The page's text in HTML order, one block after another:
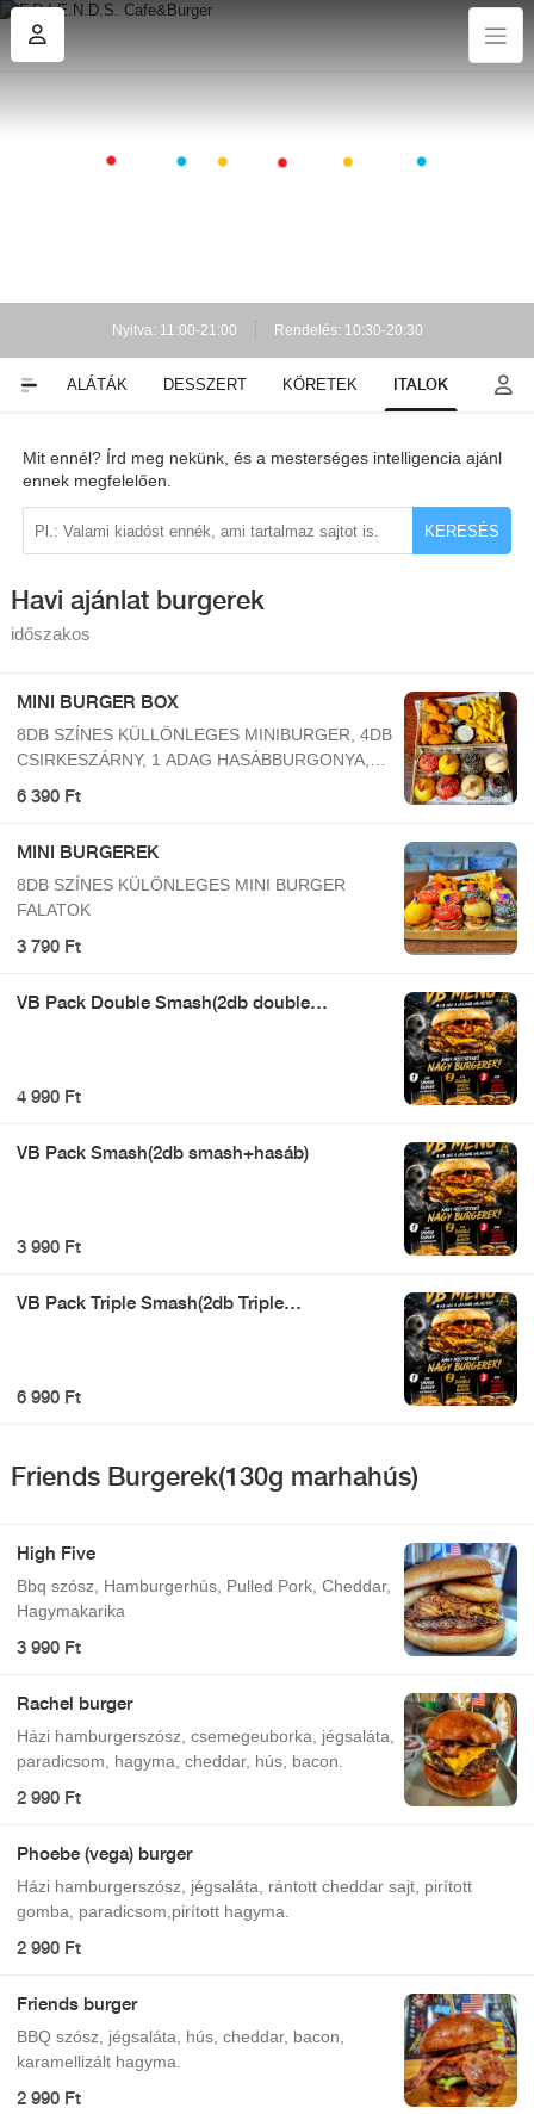
Nyitva: 11:00-21:00 Rendelés: 10:30-20:30
SALÁTÁK DESSZERT KÖRETEK ITALOK
Mit ennél? Írd meg nekünk, és a mesterséges intelligencia ajánl
ennek megfelelően.
KERESÉS
Havi ajánlat burgerek
időszakos
MINI BURGER BOX
8DB SZÍNES KÜLLÖNLEGES MINIBURGER, 4DB
CSIRKESZÁRNY, 1 ADAG HASÁBBURGONYA,
6 390 Ft
MINI BURGEREK
8DB SZÍNES KÜLÖNLEGES MINI BURGER
FALATOK
3 790 Ft
VB Pack Double Smash(2db double
4 990 Ft
VB Pack Smash(2db smash+hasáb)
3 990 Ft
VB Pack Triple Smash(2db Triple
6 990 Ft
Friends Burgerek(130g marhahús)
High Five
Bbq szósz, Hamburgerhús, Pulled Pork, Cheddar,
Hagymakarika
3 990 Ft
Rachel burger
Házi hamburgerszósz, csemegeuborka, jégsaláta,
paradicsom, hagyma, cheddar, hús, bacon.
2 990 Ft
Phoebe (vega) burger
Házi hamburgerszósz, jégsaláta, rántott cheddar sajt, pirított
gomba, paradicsom,pirított hagyma.
2 990 Ft
Friends burger
BBQ szósz, jégsaláta, hús, cheddar, bacon,
karamellizált hagyma.
2 990 Ft